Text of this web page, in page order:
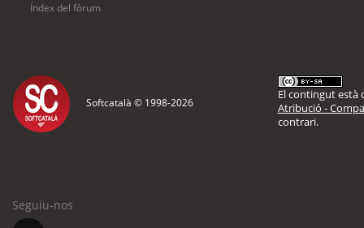
Índex del fòrum
Softcatalà © 1998-2026
El contingut està
Atribució -
contrari.
Seguiu-nos